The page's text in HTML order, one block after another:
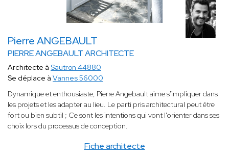
Pierre ANGEBAULT
PIERRE ANGEBAULT ARCHITECTE
Fiche architecte
Architecte à Sautron 44880
Se déplace à Vannes 56000
Dynamique et enthousiaste, Pierre Angebault aime s'impliquer dans
les projets et les adapter au lieu. Le parti pris architectural peut être
fort ou bien subtil ; Ce sont les intentions qui vont l'orienter dans ses
choix lors du processus de conception.